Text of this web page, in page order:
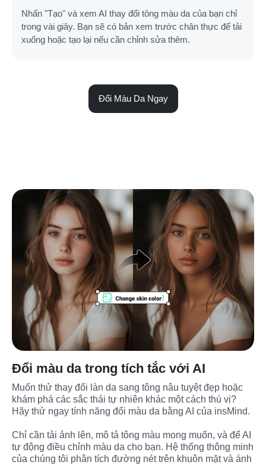
Nhấn "Tạo" và xem AI thay đổi tông màu da của bạn chỉ
trong vài giây. Bạn sẽ có bản xem trước chân thực để tải
xuống hoặc tạo lại nếu cần chỉnh sửa thêm.
Đổi Màu Da Ngay
Đổi màu da trong tích tắc với AI
Muốn thử thay đổi làn da sang tông nâu tuyệt đẹp hoặc
khám phá các sắc thái tự nhiên khác một cách thú vị?
Hãy thử ngay tính năng đổi màu da bằng AI của insMind.
Chỉ cần tải ảnh lên, mô tả tông màu mong muốn, và để AI
tự động điều chỉnh màu da cho bạn. Hệ thống thông minh
của chúng tôi phân tích đường nét trên khuôn mặt và ánh